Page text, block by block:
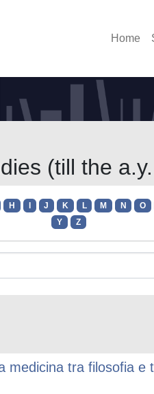
Home
(till the
H J K L M N O
Y
Z
medicina tra filosofia e